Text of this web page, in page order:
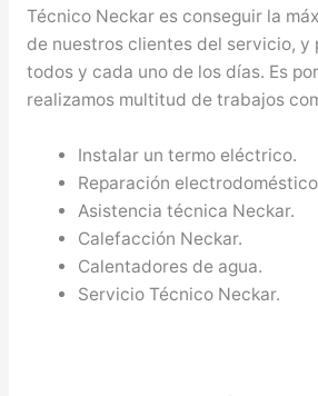
Técnico Neckar es conseguir la
de nuestros clientes del servicio, y
todos y cada uno de los días. Es
realizamos multitud de trabajos
Instalar un termo eléctrico.
Reparación
Asistencia técnica Neckar.
Calefacción Neckar.
Calentadores de agua.
Servicio Técnico Neckar.